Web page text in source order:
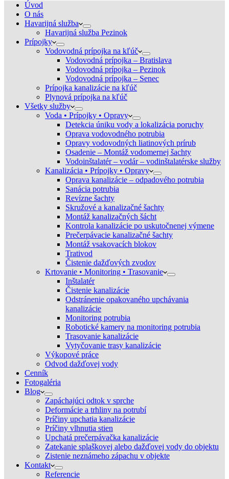
Úvod
O nás
Havarijná služba
Havarijná služba Pezinok
Prípojky
Vodovodná prípojka na kľúč
Vodovodná prípojka – Bratislava
Vodovodná prípojka – Pezinok
Vodovodná prípojka – Senec
Prípojka kanalizácie na kľúč
Plynová prípojka na kľúč
Všetky služby
Voda • Prípojky • Opravy
Detekcia úniku vody a lokalizácia poruchy
Oprava vodovodného potrubia
Opravy vodovodných liatinových prírub
Osadenie – Montáž vodomernej šachty
Vodoinštalatér – vodár – vodinštalatérske služby
Kanalizácia • Prípojky • Opravy
Oprava kanalizácie – odpadového potrubia
Sanácia potrubia
Revízne šachty
Skružové a kanalizačné šachty
Montáž kanalizačných šácht
Kontrola kanalizácie po uskutočnenej výmene
Prečerpávacie kanalizačné šachty
Montáž vsakovacích blokov
Trativod
Čistenie dažďových zvodov
Krtovanie • Monitoring • Trasovanie
Inštalatér
Čistenie kanalizácie
Odstránenie opakovaného upchávania
kanalizácie
Monitoring potrubia
Robotické kamery na monitoring potrubia
Trasovanie kanalizácie
Vytyčovanie trasy kanalizácie
Výkopové práce
Odvod dažďovej vody
Cenník
Fotogaléria
Blog
Zapáchajúci odtok v sprche
Deformácie a trhliny na potrubí
Príčiny upchatia kanalizácie
Príčiny vlhnutia stien
Upchatá prečerpávačka kanalizácie
Zatekanie splaškovej alebo dažďovej vody do objektu
Zistenie neznámeho zápachu v objekte
Kontakt
Referencie